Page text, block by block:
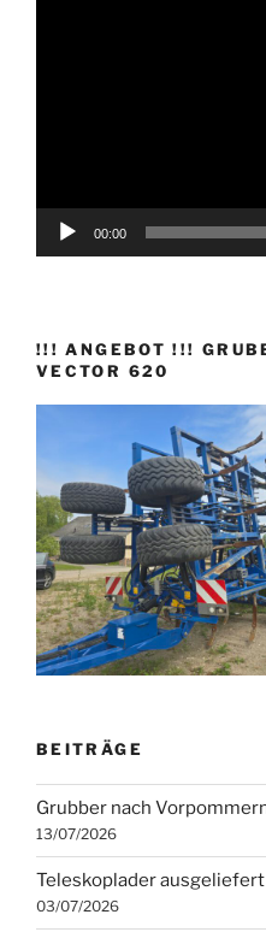
00:00
!!! ANGEBOT !!!
VECTOR 620
BEITRÄGE
Grubber nach
13/07/2026
Teleskoplader ausgeliefert
03/07/2026